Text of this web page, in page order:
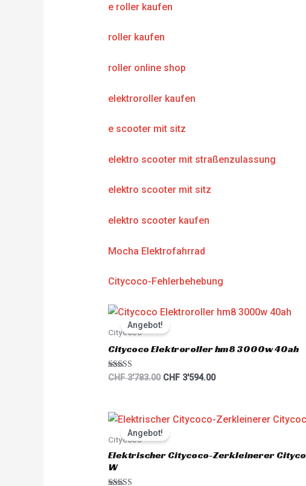
e roller kaufen
roller kaufen
roller online shop
elektroroller kaufen
e scooter mit sitz
elektro scooter mit straßenzulassung
elektro scooter mit sitz
elektro scooter kaufen
Mocha Elektrofahrrad
Citycoco-Fehlerbehebung
Angebot!
Citycoco
Citycoco Elektroroller hm8 3000w 40ah
Rated
CHF3'783.00
Original
price
was:
CHF3'594.00
Current
Angebot!
Citycoco
Elektrischer Citycoco-Zerkleinerer
W
Original
price
was:
Current